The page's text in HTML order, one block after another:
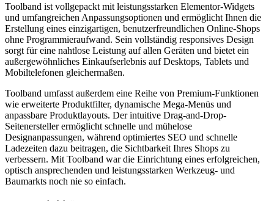
Toolband ist vollgepackt mit leistungsstarken Elementor-Widgets
und umfangreichen Anpassungsoptionen und ermöglicht Ihnen die
Erstellung eines einzigartigen, benutzerfreundlichen Online-Shops
ohne Programmieraufwand. Sein vollständig responsives Design
sorgt für eine nahtlose Leistung auf allen Geräten und bietet ein
außergewöhnliches Einkaufserlebnis auf Desktops, Tablets und
Mobiltelefonen gleichermaßen.
Toolband umfasst außerdem eine Reihe von Premium-Funktionen
wie erweiterte Produktfilter, dynamische Mega-Menüs und
anpassbare Produktlayouts. Der intuitive Drag-and-Drop-
Seitenersteller ermöglicht schnelle und mühelose
Designanpassungen, während optimiertes SEO und schnelle
Ladezeiten dazu beitragen, die Sichtbarkeit Ihres Shops zu
verbessern. Mit Toolband war die Einrichtung eines erfolgreichen,
optisch ansprechenden und leistungsstarken Werkzeug- und
Baumarkts noch nie so einfach.